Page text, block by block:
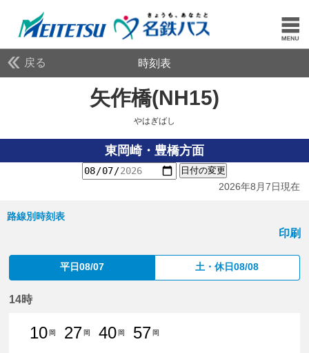
戻る 時刻表
矢作橋(NH15)
やはぎばし
東岡崎・豊橋方面
日付の変更
2026年8月7日現在
路線別時刻表
印刷
平日08/07 土・休日08/08
14時
10 岡
27 岡
40 岡
57 岡